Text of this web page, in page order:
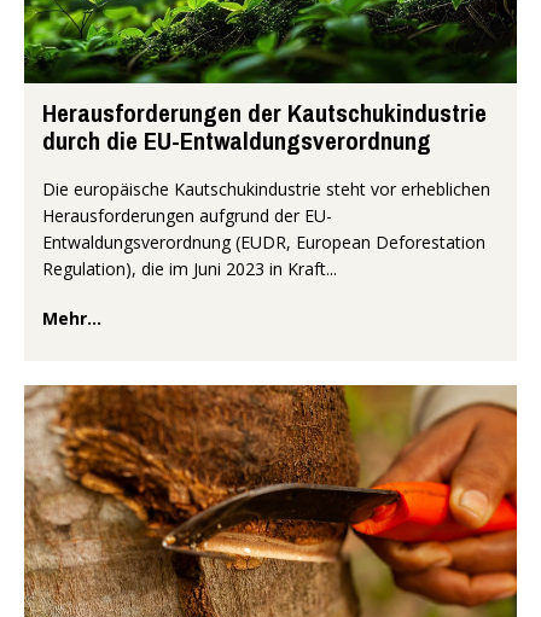
Herausforderungen der Kautschukindustrie
durch die EU-Entwaldungsverordnung
Die europäische Kautschukindustrie steht vor erheblichen
Herausforderungen aufgrund der EU-
Entwaldungsverordnung (EUDR, European Deforestation
Regulation), die im Juni 2023 in Kraft...
Mehr...